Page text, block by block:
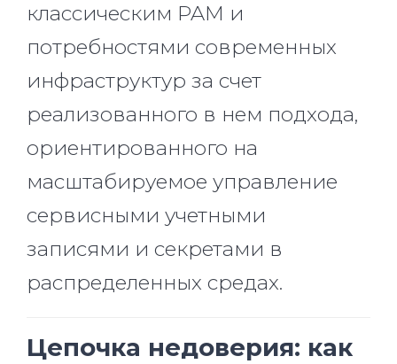
классическим PAM и
потребностями современных
инфраструктур за счет
реализованного в нем подхода,
ориентированного на
масштабируемое управление
сервисными учетными
записями и секретами в
распределенных средах.
Цепочка недоверия: как